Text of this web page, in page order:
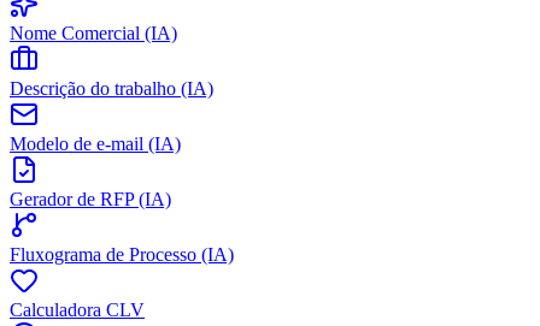
Nome Comercial (IA)
Descrição do trabalho (IA)
Modelo de e-mail (IA)
Gerador de RFP (IA)
Fluxograma de Processo (IA)
Calculadora CLV